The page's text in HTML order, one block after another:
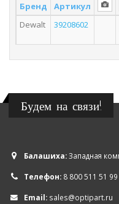
Бренд Артикул
Dewalt
39208602
Будем на связи!
Балашиха:Западная
Телефон: 8 800 511 51 99
Email: sales@optipart.ru